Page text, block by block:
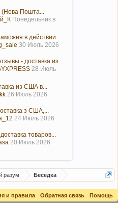
(Нова Пошта...
Понедельник в
в действии
30 Июль 2026
- доставка из...
28 Июль
из США в...
26 Июль 2026
з США,...
24 Июль 2026
товаров...
20 Июль 2026
разум Беседка
и правила Обратная связь Помощь